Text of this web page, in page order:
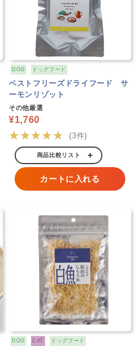
DOG ドッグフード
ベストフリーズドライフード サ
ーモンリゾット
その他厳選
¥1,760
★★★★★ (3件)
商品比較リスト
カートに入れる
DOG CAT ドッグフード